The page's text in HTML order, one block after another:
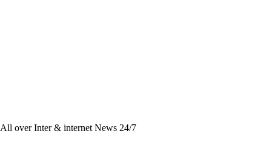
All over Inter & internet News 24/7